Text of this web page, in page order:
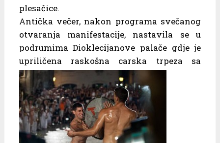
plesačice.
Antička večer, nakon programa svečanog
otvaranja manifestacije, nastavila se u
podrumima Dioklecijanove palače gdje je
upriličena raskošna carska trpeza sa